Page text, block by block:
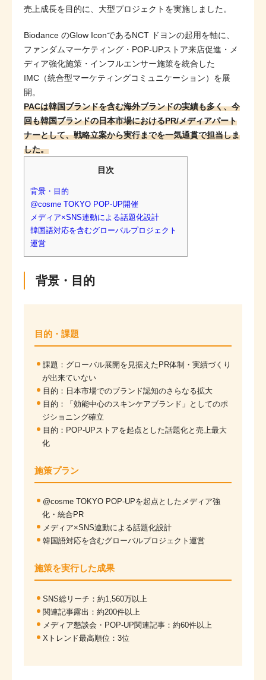
売上成長を目的に、大型プロジェクトを実施しました。
Biodance のGlow IconであるNCT ドヨンの起用を軸に、
ファンダムマーケティング・POP-UPストア来店促進・メ
ディア強化施策・インフルエンサー施策を統合した
IMC（統合型マーケティングコミュニケーション）を展
開。
PACは韓国ブランドを含む海外ブランドの実績も多く、今
回も韓国ブランドの日本市場におけるPR/メディアパート
ナーとして、戦略立案から実行までを一気通貫で担当しま
した。
目次
背景・目的
@cosme TOKYO POP-UP開催
メディア×SNS連動による話題化設計
韓国語対応を含むグローバルプロジェクト
運営
背景・目的
目的・課題
課題：グローバル展開を見据えたPR体制・実績づくり
が出来ていない
目的：日本市場でのブランド認知のさらなる拡大
目的：「効能中心のスキンケアブランド」としてのポ
ジショニング確立
目的：POP-UPストアを起点とした話題化と売上最大
化
施策プラン
@cosme TOKYO POP-UPを起点としたメディア強
化・統合PR
メディア×SNS連動による話題化設計
韓国語対応を含むグローバルプロジェクト運営
施策を実行した成果
SNS総リーチ：約1,560万以上
関連記事露出：約200件以上
メディア懇談会・POP-UP関連記事：約60件以上
Xトレンド最高順位：3位